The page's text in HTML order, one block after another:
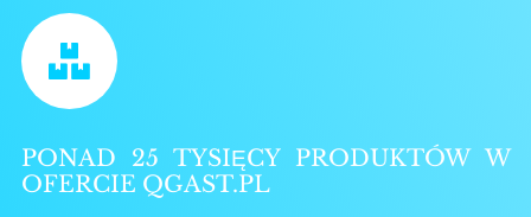
PONAD 25 TYSIĘCY PRODUKTÓW W
OFERCIE QGAST.PL